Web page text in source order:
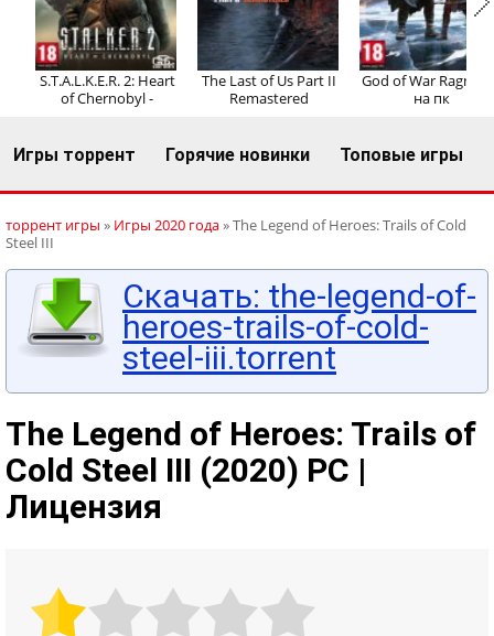
S.T.A.L.K.E.R. 2: Heart
of Chernobyl -
The Last of Us Part II
Remastered
God of War
на пк
Игры торрент Горячие новинки Топовые игры
торрент игры » Игры 2020 года» The Legend of Heroes: Trails of Cold
Steel III
Скачать: the-legend-of-
heroes-trails-of-cold-
steel-iii.torrent
The Legend of Heroes: Trails of
Cold Steel III (2020) PC |
Лицензия